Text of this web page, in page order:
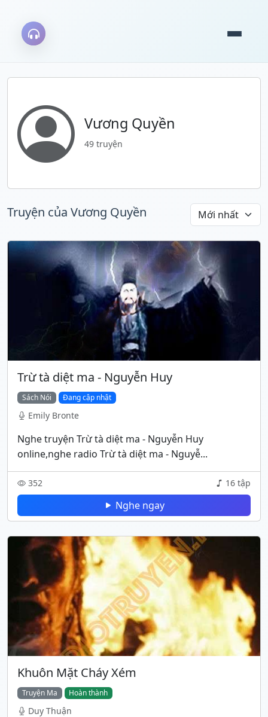
Vương Quyền
49 truyện
Truyện của Vương Quyền
Trừ tà diệt ma - Nguyễn Huy
Sách Nói Đang cập nhật
Emily Bronte
Nghe truyện Trừ tà diệt ma - Nguyễn Huy
online,nghe radio Trừ tà diệt ma - Nguyễ...
352 16 tập
Nghe ngay
Khuôn Mặt Cháy Xém
Truyện Ma Hoàn thành
Duy Thuận